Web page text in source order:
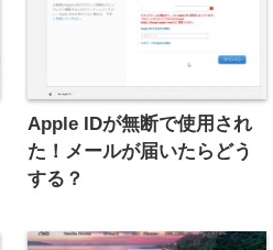
Apple IDが無断で使用され
た！メールが届いたらどう
する？